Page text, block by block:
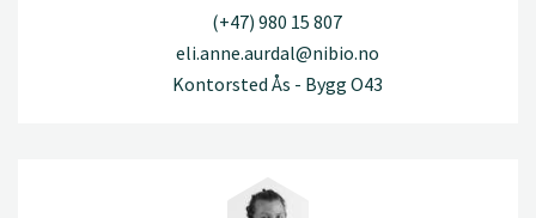
(+47) 980 15 807
eli.anne.aurdal@nibio.no
Kontorsted Ås - Bygg O43